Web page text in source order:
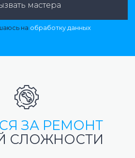
мастера
на обработку данных
ЗА РЕМОНТ
СЛОЖНОСТИ